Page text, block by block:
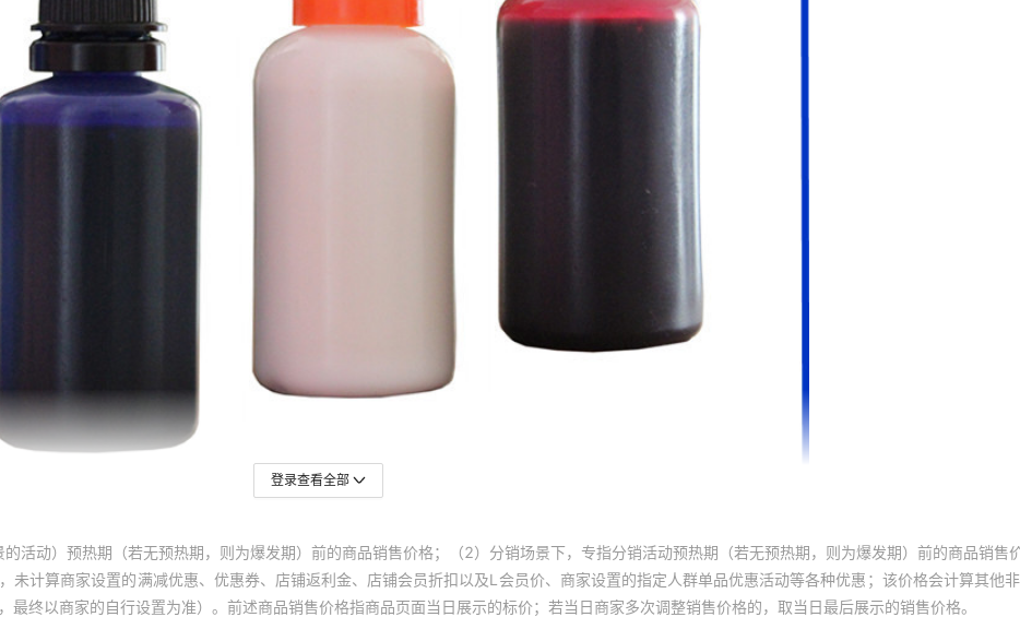
登录查看全部
的活动）预热期（若无预热期，则为爆发期）前的商品销售价格；（2）分销场景下，专指分销活动预热期（若无预热期，则为爆发期）前的商品销售
未计算商家设置的满减优惠、优惠券、店铺返利金、店铺会员折扣以及L会员价、商家设置的指定人群单品优惠活动等各种优惠；该价格会计算其他
终以商家的自行设置为准）。前述商品销售价格指商品页面当日展示的标价；若当日商家多次调整销售价格的，取当日最后展示的销售价格。